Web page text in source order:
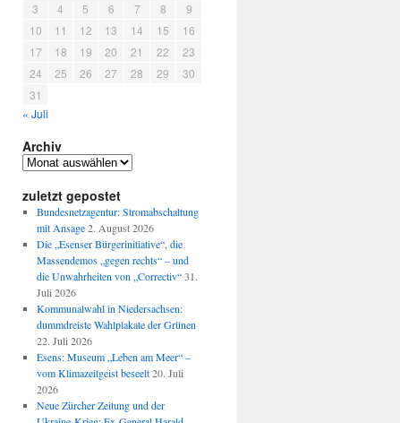
3
4 5 6 7 8
9
10
11 12 13 14 15
16
17
18 19 20 21 22
23
24
25 26 27 28 29
30
31
« Juli
Archiv
Archiv
zuletzt gepostet
Bundesnetzagentur: Stromabschaltung
mit Ansage 2. August 2026
Die „Esenser Bürgerinitiative“, die
Massendemos „gegen rechts“ – und
die Unwahrheiten von „Correctiv“ 31.
Juli 2026
Kommunalwahl in Niedersachsen:
dummdreiste Wahlplakate der Grünen
22. Juli 2026
Esens: Museum „Leben am Meer“ –
vom Klimazeitgeist beseelt 20. Juli
2026
Neue Zürcher Zeitung und der